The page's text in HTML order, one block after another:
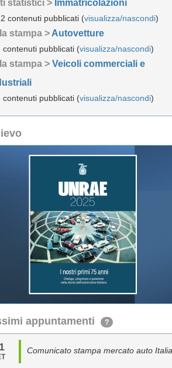
statistici > Immatricolazioni
contenuti pubblicati (visualizza/nascondi)
stampa > Autovetture
contenuti pubblicati (visualizza/nascondi)
stampa > Veicoli commerciali e
contenuti pubblicati (visualizza/nascondi)
appuntamenti ?
Comunicato stampa mercato auto Italia